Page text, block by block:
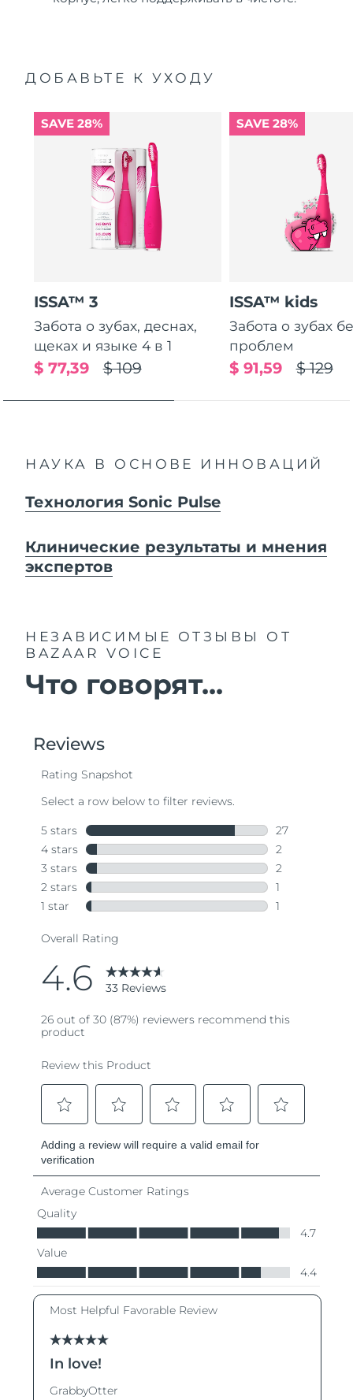
ДОБАВЬТЕ К УХОДУ
SAVE 28%
ISSA™ 3
Забота о зубах, деснах,
щеках и языке 4 в 1
$ 109
$ 77,39
SAVE 28%
ISSA™ kids
Забота о зубах
проблем
$ 129
$ 91,59
НАУКА В ОСНОВЕ ИННОВАЦИЙ
Технология Sonic Pulse
Клинические результаты и мнения
экспертов
НЕЗАВИСИМЫЕ ОТЗЫВЫ
ОТ
BAZAAR VOICE
Что говорят...